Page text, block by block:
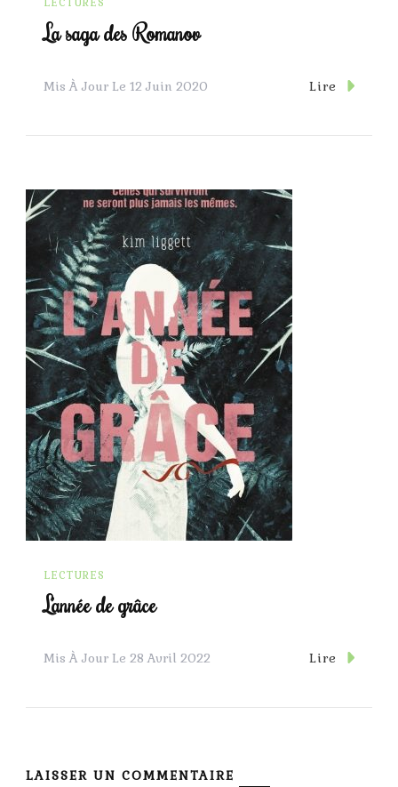
La saga des Romanov
Mis À Jour Le 12 Juin 2020 Lire
LECTURES
L’année de grâce
Mis À Jour Le 28 Avril 2022 Lire
LAISSER UN COMMENTAIRE